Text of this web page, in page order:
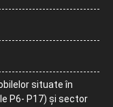
situate în
P6- P17) și sector